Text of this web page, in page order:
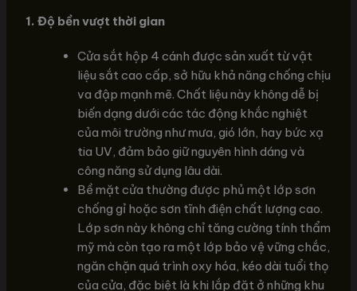
1. Độ bền vượt thời gian
Cửa sắt hộp 4 cánh được sản xuất từ vật
liệu sắt cao cấp, sở hữu khả năng chống chịu
va đập mạnh mẽ. Chất liệu này không dễ bị
biến dạng dưới các tác động khắc nghiệt
của môi trường như mưa, gió lớn, hay bức xạ
tia UV, đảm bảo giữ nguyên hình dáng và
công năng sử dụng lâu dài.
Bề mặt cửa thường được phủ một lớp sơn
chống gỉ hoặc sơn tĩnh điện chất lượng cao.
Lớp sơn này không chỉ tăng cường tính thẩm
mỹ mà còn tạo ra một lớp bảo vệ vững chắc,
ngăn chặn quá trình oxy hóa, kéo dài tuổi thọ
của cửa, đặc biệt là khi lắp đặt ở những khu